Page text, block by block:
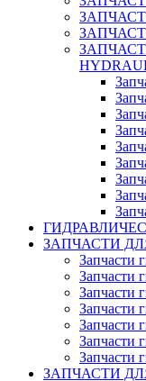
ЗАПЧАСТИ
Запчасти
Запчасти
Запчасти
Запчасти
Запчасти
Запчасти
Запчасти
ЗАПЧАСТИ